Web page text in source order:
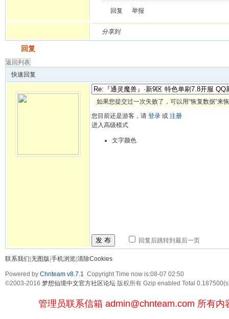
回复 举报
分享到
回复
返回列表
快速回复
如果您提交过一次失败了，可以用”恢复数据”来
您目前还是游客，请 登录 或 注册
进入高级模式
文字颜色
发 布 回复后跳转到最后一页
联系我们 无图版 手机浏览 清除Cookies
Powered by Chnteam v8.7.1 Copyright Time now is:08-07 02:50
©2003-2016 梦想仙境中文官方社区论坛 版权所有 Gzip enabled Total
管理员联系信箱 admin@chnteam.com 所有内